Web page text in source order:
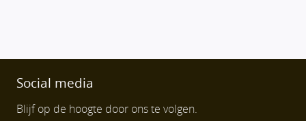
Social media
Blijf op de hoogte door ons te volgen.